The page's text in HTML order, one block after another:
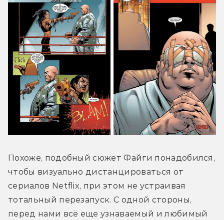
Похоже, подобный сюжет Файги понадобился,
чтобы визуально дистанцироваться от
сериалов Netflix, при этом не устраивая
тотальный перезапуск. С одной стороны,
перед нами всё еще узнаваемый и любимый